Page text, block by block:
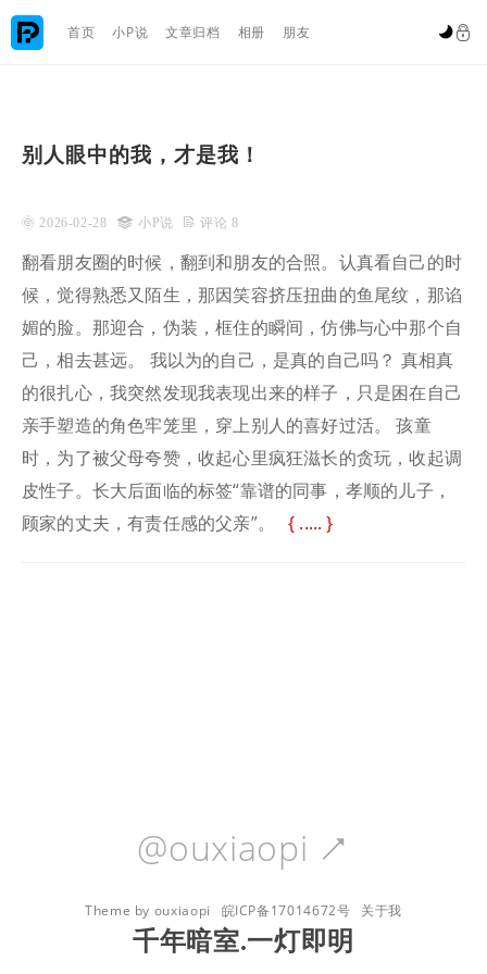
 首页 小P说 文章归档 相册 朋友 
别人眼中的我，才是我！
 2026-02-28  小P说  评论 8
翻看朋友圈的时候，翻到和朋友的合照。认真看自己的时
候，觉得熟悉又陌生，那因笑容挤压扭曲的鱼尾纹，那谄
媚的脸。那迎合，伪装，框住的瞬间，仿佛与心中那个自
己，相去甚远。 我以为的自己，是真的自己吗？ 真相真
的很扎心，我突然发现我表现出来的样子，只是困在自己
亲手塑造的角色牢笼里，穿上别人的喜好过活。 孩童
时，为了被父母夸赞，收起心里疯狂滋长的贪玩，收起调
皮性子。长大后面临的标签“靠谱的同事，孝顺的儿子，
顾家的丈夫，有责任感的父亲”。
.....
@ouxiaopi 
Theme by ouxiaopi 皖ICP备17014672号 关于我
千年暗室.一灯即明